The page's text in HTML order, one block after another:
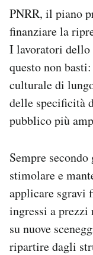
PNRR, il piano
finanziare la
I lavoratori dello
questo non
culturale di
delle specificità
pubblico più
Sempre
stimolare e
applicare
ingressi a
su nuove
ripartire dagli